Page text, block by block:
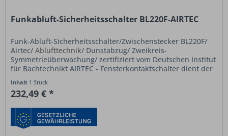
Funkabluft-Sicherheitsschalter BL220F-AIRTEC
Funk-Abluft-Sicherheitsschalter/Zwischenstecker BL220F/
Airtec/Ablufttechnik/ Dunstabzug/ Zweikreis-
Symmetrieüberwachung/ zertifiziert vom Deutschen Institut
für Bachtechnikt AIRTEC - Fensterkontaktschalter dient der
Inhalt 1 Stück
232,49 € *